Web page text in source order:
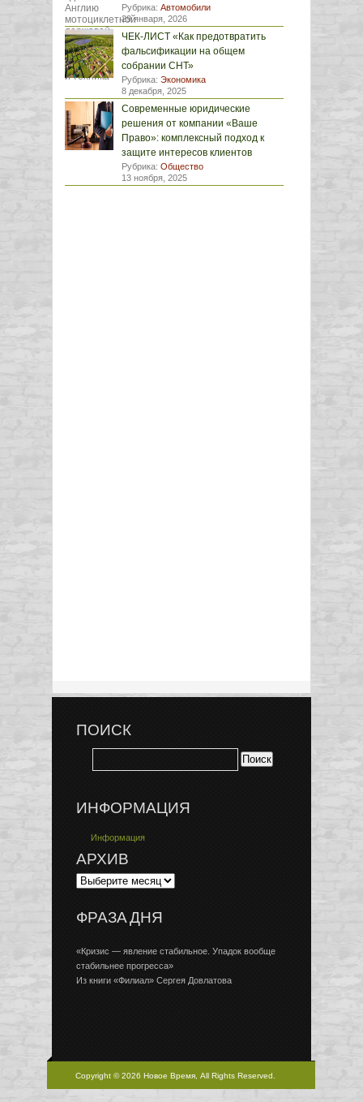
Рубрика: Автомобили
29 января, 2026
ЧЕК-ЛИСТ «Как предотвратить
фальсификации на общем
собрании СНТ»
Рубрика: Экономика
8 декабря, 2025
Современные юридические
решения от компании «Ваше
Право»: комплексный подход к
защите интересов клиентов
Рубрика: Общество
13 ноября, 2025
ПОИСК
ИНФОРМАЦИЯ
Информация
АРХИВ
ФРАЗА ДНЯ
«Кризис — явление стабильное. Упадок вообще
стабильнее прогресса»
Из книги «Филиал» Сергея Довлатова
Copyright © 2026 Новое Время, All Rights Reserved.